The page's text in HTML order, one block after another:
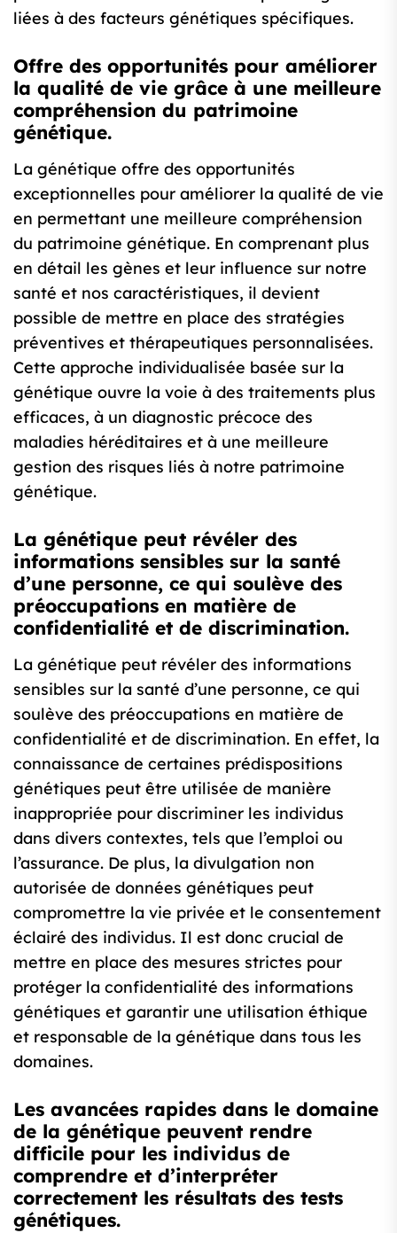
liées à des facteurs génétiques spécifiques.
Offre des opportunités pour améliorer
la qualité de vie grâce à une meilleure
compréhension du patrimoine
génétique.
La génétique offre des opportunités
exceptionnelles pour améliorer la qualité de vie
en permettant une meilleure compréhension
du patrimoine génétique. En comprenant plus
en détail les gènes et leur influence sur notre
santé et nos caractéristiques, il devient
possible de mettre en place des stratégies
préventives et thérapeutiques personnalisées.
Cette approche individualisée basée sur la
génétique ouvre la voie à des traitements plus
efficaces, à un diagnostic précoce des
maladies héréditaires et à une meilleure
gestion des risques liés à notre patrimoine
génétique.
La génétique peut révéler des
informations sensibles sur la santé
d’une personne, ce qui soulève des
préoccupations en matière de
confidentialité et de discrimination.
La génétique peut révéler des informations
sensibles sur la santé d’une personne, ce qui
soulève des préoccupations en matière de
confidentialité et de discrimination. En effet, la
connaissance de certaines prédispositions
génétiques peut être utilisée de manière
inappropriée pour discriminer les individus
dans divers contextes, tels que l’emploi ou
l’assurance. De plus, la divulgation non
autorisée de données génétiques peut
compromettre la vie privée et le consentement
éclairé des individus. Il est donc crucial de
mettre en place des mesures strictes pour
protéger la confidentialité des informations
génétiques et garantir une utilisation éthique
et responsable de la génétique dans tous les
domaines.
Les avancées rapides dans le domaine
de la génétique peuvent rendre
difficile pour les individus de
comprendre et d’interpréter
correctement les résultats des tests
génétiques.